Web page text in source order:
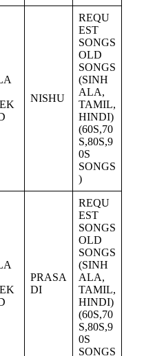
NISHU
REQU
EST
SONGS
OLD
SONGS
(SINH
ALA,
TAMIL,
HINDI)
(60S,70
S,80S,9
0S
SONGS
)
PRASA
DI
REQU
EST
SONGS
OLD
SONGS
(SINH
ALA,
TAMIL,
HINDI)
(60S,70
S,80S,9
0S
SONGS